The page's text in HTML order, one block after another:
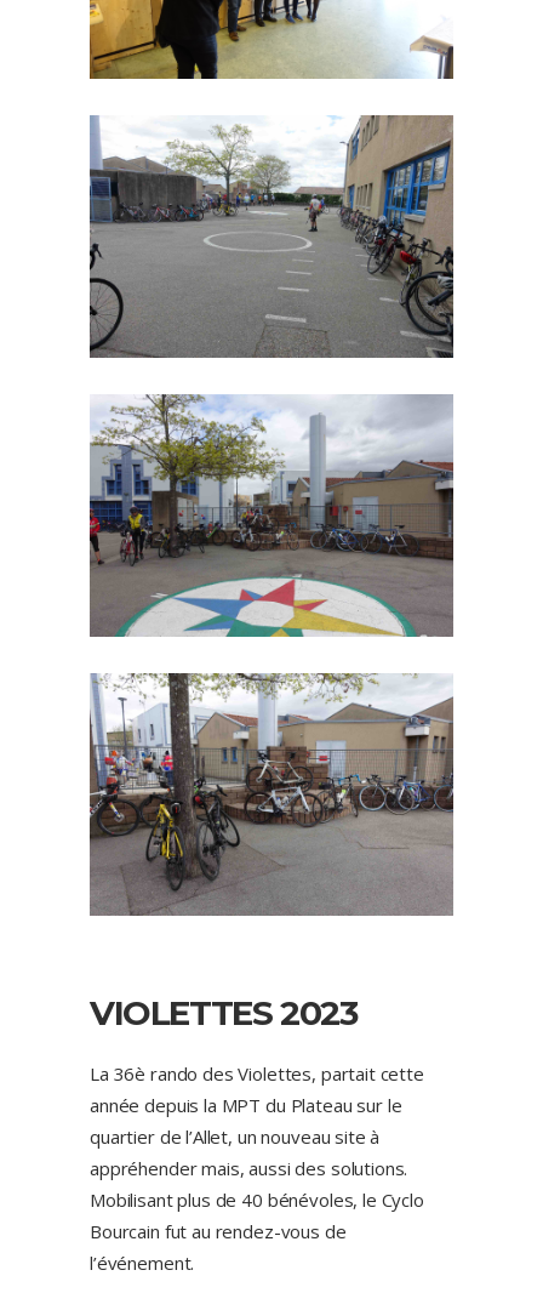
VIOLETTES 2023
La 36è rando des Violettes, partait cette
année depuis la MPT du Plateau sur le
quartier de l’Allet, un nouveau site à
appréhender mais, aussi des solutions.
Mobilisant plus de 40 bénévoles, le Cyclo
Bourcain fut au rendez-vous de
l’événement.